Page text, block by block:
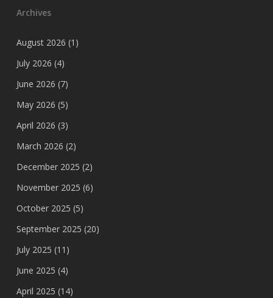
Archives
August 2026 (1)
July 2026 (4)
June 2026 (7)
May 2026 (5)
April 2026 (3)
March 2026 (2)
December 2025 (2)
November 2025 (6)
October 2025 (5)
September 2025 (20)
July 2025 (11)
June 2025 (4)
April 2025 (14)